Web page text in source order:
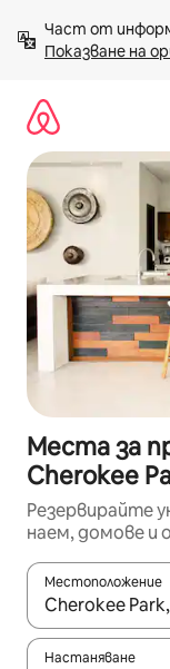
към
съдържанието
Показване на
Места за
Cherokee
Резервирайте
наем, домове и
Местоположение
Когато
Настаняване